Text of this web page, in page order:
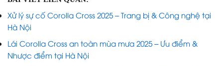
Xử lý sự cố Corolla Cross 2025 – Trang bị & Công nghệ tại
Hà Nội
Lái Corolla Cross an toàn mùa mưa 2025 – Ưu điểm &
Nhược điểm tại Hà Nội